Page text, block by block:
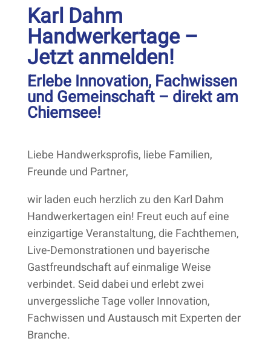
Karl Dahm
Handwerkertage –
Jetzt anmelden!
Erlebe Innovation, Fachwissen
und Gemeinschaft – direkt am
Chiemsee!
Liebe Handwerksprofis, liebe Familien,
Freunde und Partner,
wir laden euch herzlich zu den Karl Dahm
Handwerkertagen ein! Freut euch auf eine
einzigartige Veranstaltung, die Fachthemen,
Live-Demonstrationen und bayerische
Gastfreundschaft auf einmalige Weise
verbindet. Seid dabei und erlebt zwei
unvergessliche Tage voller Innovation,
Fachwissen und Austausch mit Experten der
Branche.